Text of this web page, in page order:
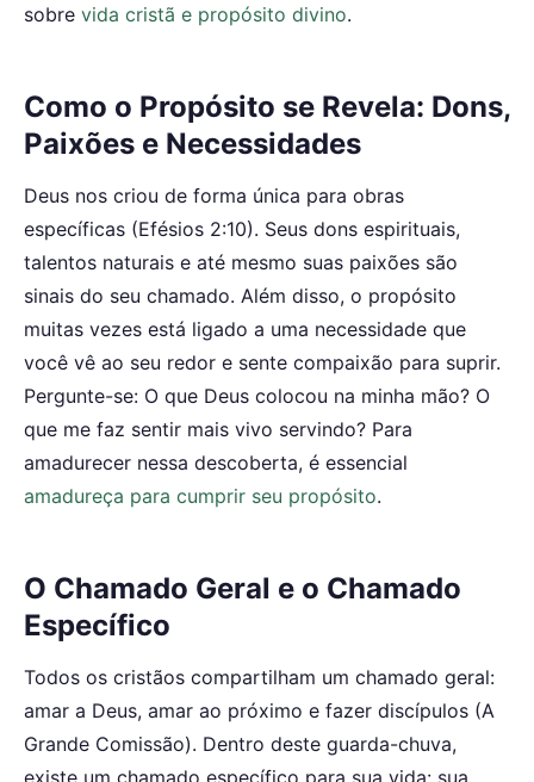
sobre vida cristã e propósito divino.
Como o Propósito se Revela: Dons,
Paixões e Necessidades
Deus nos criou de forma única para obras
específicas (Efésios 2:10). Seus dons espirituais,
talentos naturais e até mesmo suas paixões são
sinais do seu chamado. Além disso, o propósito
muitas vezes está ligado a uma necessidade que
você vê ao seu redor e sente compaixão para suprir.
Pergunte-se: O que Deus colocou na minha mão? O
que me faz sentir mais vivo servindo? Para
amadurecer nessa descoberta, é essencial
amadureça para cumprir seu propósito.
O Chamado Geral e o Chamado
Específico
Todos os cristãos compartilham um chamado geral:
amar a Deus, amar ao próximo e fazer discípulos (A
Grande Comissão). Dentro deste guarda-chuva,